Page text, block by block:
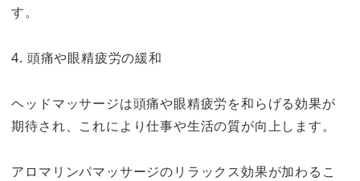
す。
4. 頭痛や眼精疲労の緩和
ヘッドマッサージは頭痛や眼精疲労を和らげる効果が
期待され、これにより仕事や生活の質が向上します。
アロマリンパマッサージのリラックス効果が加わるこ